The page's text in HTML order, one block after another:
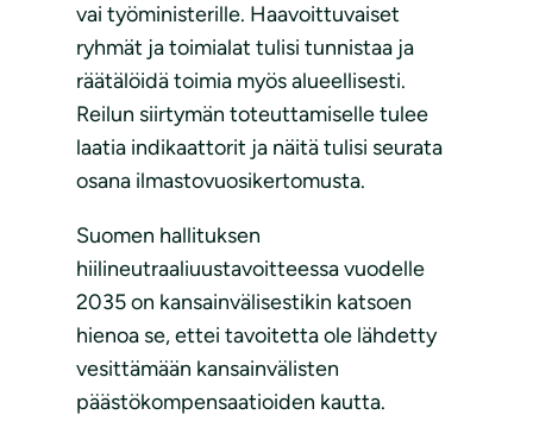
vai työministerille. Haavoittuvaiset
ryhmät ja toimialat tulisi tunnistaa ja
räätälöidä toimia myös alueellisesti.
Reilun siirtymän toteuttamiselle tulee
laatia indikaattorit ja näitä tulisi seurata
osana ilmastovuosikertomusta.
Suomen hallituksen
hiilineutraaliuustavoitteessa vuodelle
2035 on kansainvälisestikin katsoen
hienoa se, ettei tavoitetta ole lähdetty
vesittämään kansainvälisten
päästökompensaatioiden kautta.